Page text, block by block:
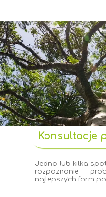
Konsultacje
Jedno lub kilka
rozpoznanie
najlepszych form